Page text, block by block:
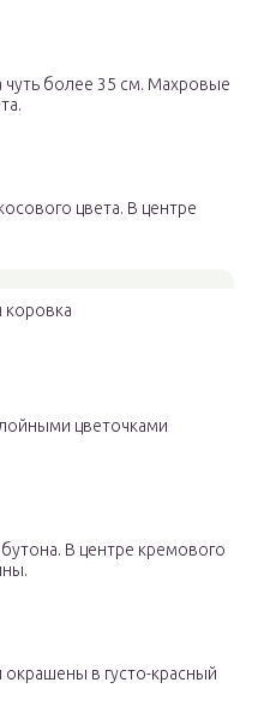
чуть более 35 см. Махровые
цвета. В центре
цветочками
В центре кремового
в густо-красный